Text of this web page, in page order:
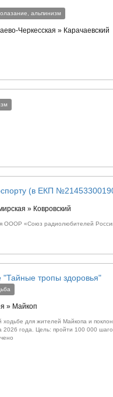
альпинизм
Черкесская » Карачаевский
(в ЕКП
» Ковровский
ОООР «Союз радиолюбителей
тропы здоровья"
» Майкоп
для жителей Майкопа и
2026 года. Цель: пройти 100 000